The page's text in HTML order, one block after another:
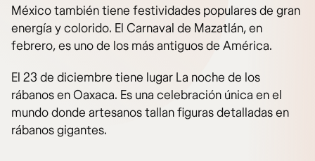
México también tiene festividades populares de gran
energía y colorido. El Carnaval de Mazatlán, en
febrero, es uno de los más antiguos de América.
El 23 de diciembre tiene lugar La noche de los
rábanos en Oaxaca. Es una celebración única en el
mundo donde artesanos tallan figuras detalladas en
rábanos gigantes.